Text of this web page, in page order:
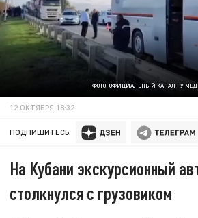
ФОТО: ОФИЦИАЛЬНЫЙ КАНАЛ ГУ МВД
12 ОКТЯБРЯ 18:32
ПОДПИШИТЕСЬ:
На Кубани экскурсионный
столкнулся с грузовиком